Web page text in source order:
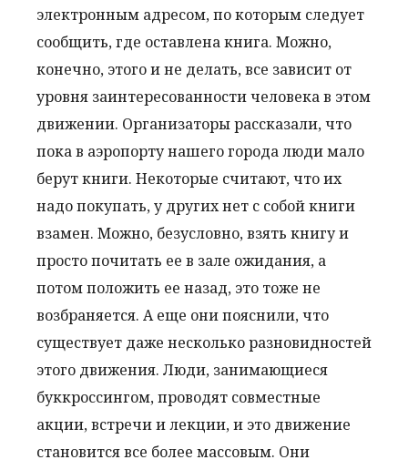
электронным адресом, по которым следует
сообщить, где оставлена книга. Можно,
конечно, этого и не делать, все зависит от
уровня заинтересованности человека в этом
движении. Организаторы рассказали, что
пока в аэропорту нашего города люди мало
берут книги. Некоторые считают, что их
надо покупать, у других нет с собой книги
взамен. Можно, безусловно, взять книгу и
просто почитать ее в зале ожидания, а
потом положить ее назад, это тоже не
возбраняется. А еще они пояснили, что
существует даже несколько разновидностей
этого движения. Люди, занимающиеся
буккроссингом, проводят совместные
акции, встречи и лекции, и это движение
становится все более массовым. Они